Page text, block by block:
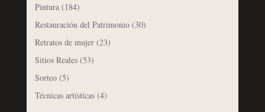
Pintura(184)
Restauración del Patrimonio(30)
Retratos de mujer(23)
Sitios Reales(53)
Sorteo(5)
Técnicas artísticas(4)